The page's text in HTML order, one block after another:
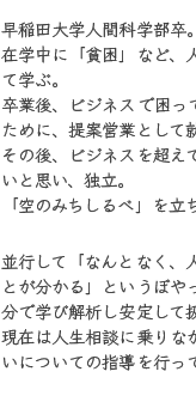
早稲田大学人間科学部卒。
在学中に「貧困」など、
て学ぶ。
卒業後、ビジネスで困っ
ために、提案営業として
その後、ビジネスを超え
いと思い、独立。
「空のみちしるべ」を立
並行して「なんとなく、
とが分かる」というぼや
分で学び解析し安定して
現在は人生相談に乗りな
いについての指導を行っ